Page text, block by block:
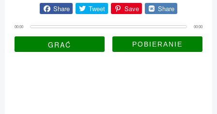
Share Tweet Save Share
00:00 00:00
GRAĆ